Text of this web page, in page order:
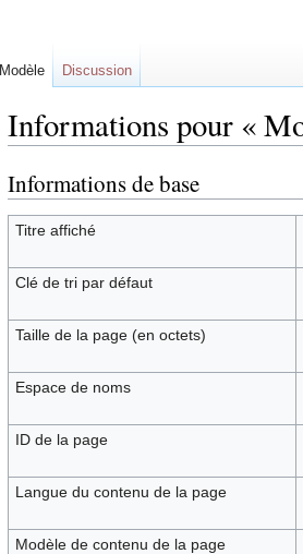
Informations pour «
Sauter
à
la
Sauter
à
la
Informations de base
Titre affiché
Clé de tri par défaut
Taille de la page (en octets)
Espace de noms
ID de la page
Langue du contenu de la page
Modèle de contenu de la page
Modèle Discussion